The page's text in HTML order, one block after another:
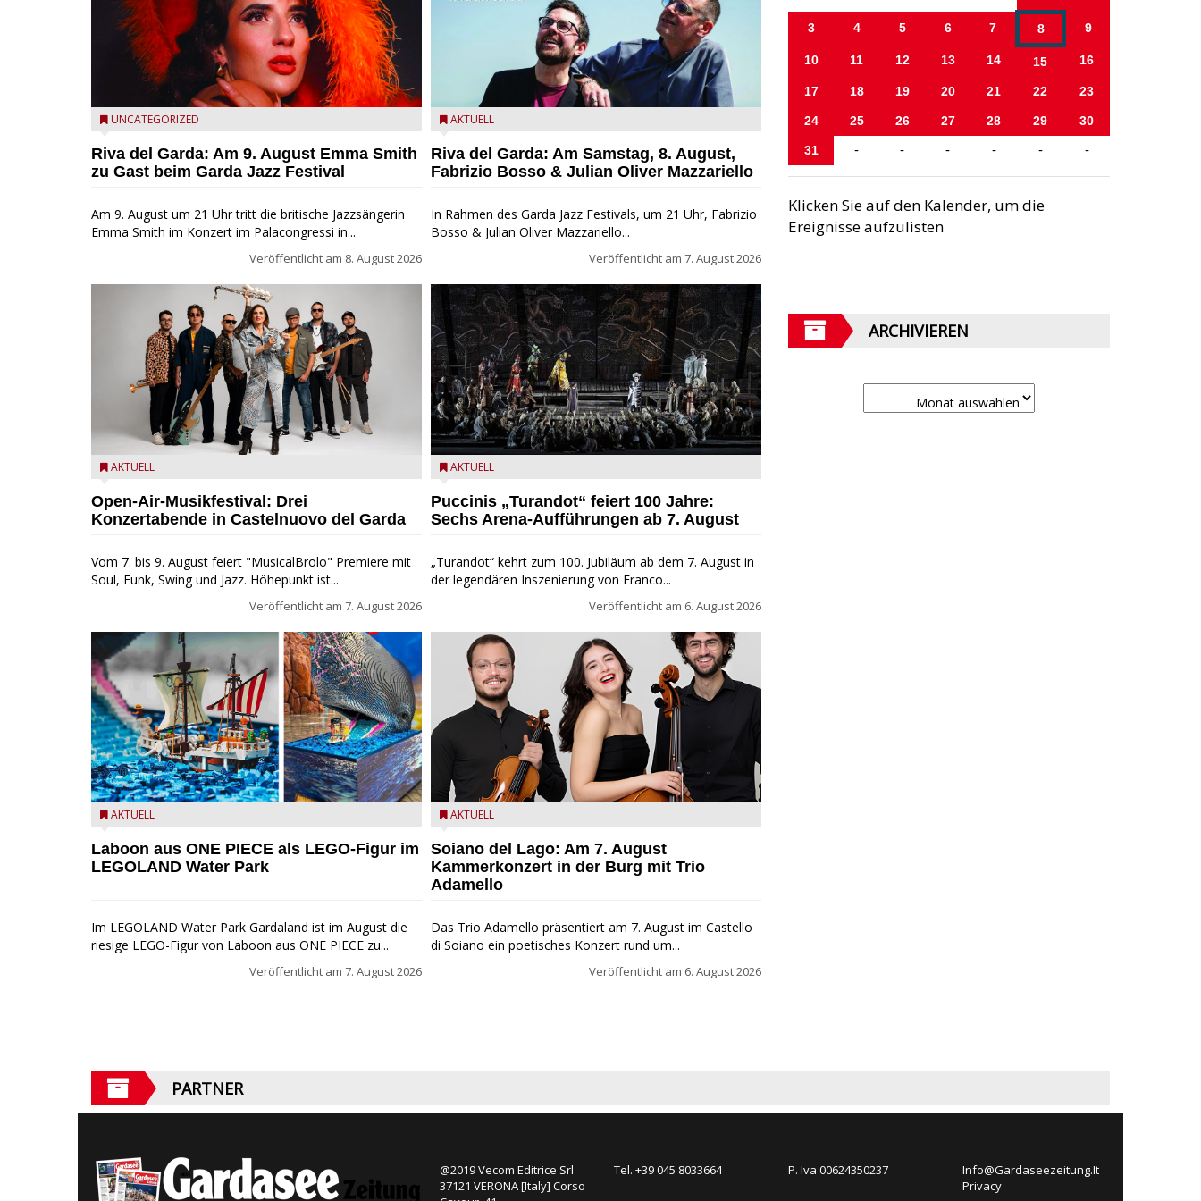
Riva del Garda - Emma Smith zu Gast beim Garda Jazz
UNCATEGORIZED
Riva del Garda: Am 9. August Emma Smith
zu Gast beim Garda Jazz Festival
Am 9. August um 21 Uhr tritt die britische Jazzsängerin
Emma Smith im Konzert im Palacongressi in...
Veröffentlicht am 8. August 2026
Castelnuovo del Garda: Die "Dirotta su Cuba" zu Gast
AKTUELL
Open-Air-Musikfestival: Drei
Konzertabende in Castelnuovo del Garda
Vom 7. bis 9. August feiert "MusicalBrolo" Premiere mit
Soul, Funk, Swing und Jazz. Höhepunkt ist...
Veröffentlicht am 7. August 2026
Laboon aus ONE PIECE als LEGO-Figur im LEGOLAND
AKTUELL
Laboon aus ONE PIECE als LEGO-Figur im
LEGOLAND Water Park
Im LEGOLAND Water Park Gardaland ist im August die
riesige LEGO-Figur von Laboon aus ONE PIECE zu...
Veröffentlicht am 7. August 2026
Fabrizio Bosso & Julian Oliver Mazzariello zu Gast beim
AKTUELL
Riva del Garda: Am Samstag, 8. August,
Fabrizio Bosso & Julian Oliver Mazzariello
In Rahmen des Garda Jazz Festivals, um 21 Uhr, Fabrizio
Bosso & Julian Oliver Mazzariello...
Veröffentlicht am 7. August 2026
Turandot in der Arena von Verona - Ennevi für
AKTUELL
Puccinis „Turandot“ feiert 100 Jahre:
Sechs Arena-Aufführungen ab 7. August
„Turandot“ kehrt zum 100. Jubiläum ab dem 7. August in
der legendären Inszenierung von Franco...
Veröffentlicht am 6. August 2026
Trio Adamello
AKTUELL
Soiano del Lago: Am 7. August
Kammerkonzert in der Burg mit Trio
Adamello
Das Trio Adamello präsentiert am 7. August im Castello
di Soiano ein poetisches Konzert rund um...
Veröffentlicht am 6. August 2026
3 4 5 6 7 8 9
10 11 12 13 14 15 16
17 18 19 20 21 22 23
24 25 26 27 28 29 30
31 - - - - - -
Klicken Sie auf den Kalender, um die
Ereignisse aufzulisten
ARCHIVIEREN
PARTNER
@2019 Vecom Editrice Srl
37121 VERONA [Italy] Corso
Tel. +39 045 8033664 P. Iva 00624350237
Info@Gardaseezeitung.It
Privacy